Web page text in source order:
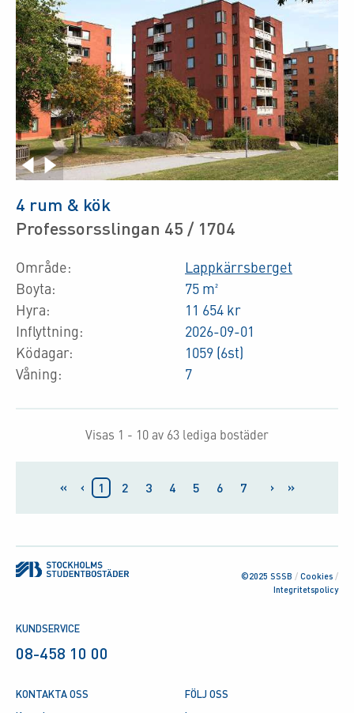
4 rum & kök
Professorsslingan 45 / 1704
Område:
Boyta:
Hyra:
Inflyttning:
Ködagar:
Våning:
Lappkärrsberget
75 m²
11 654 kr
2026-09-01
1059 (6st)
7
Visas 1 - 10 av 63 lediga bostäder
« ‹ 1 2 3 4 5 6 7 › »
©2025 SSSB / Cookies /
Integritetspolicy
KUNDSERVICE
08-458 10 00
KONTAKTA OSS
FÖLJ OSS